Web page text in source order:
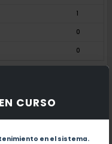
CURSO
en el sistema.
1
0
0
autor.